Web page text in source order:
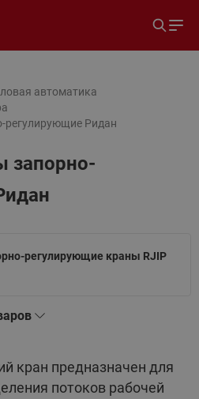
автоматика
регулирующие Ридан
запорно-
регулирующие краны RJIP
кран предназначен для
потоков рабочей